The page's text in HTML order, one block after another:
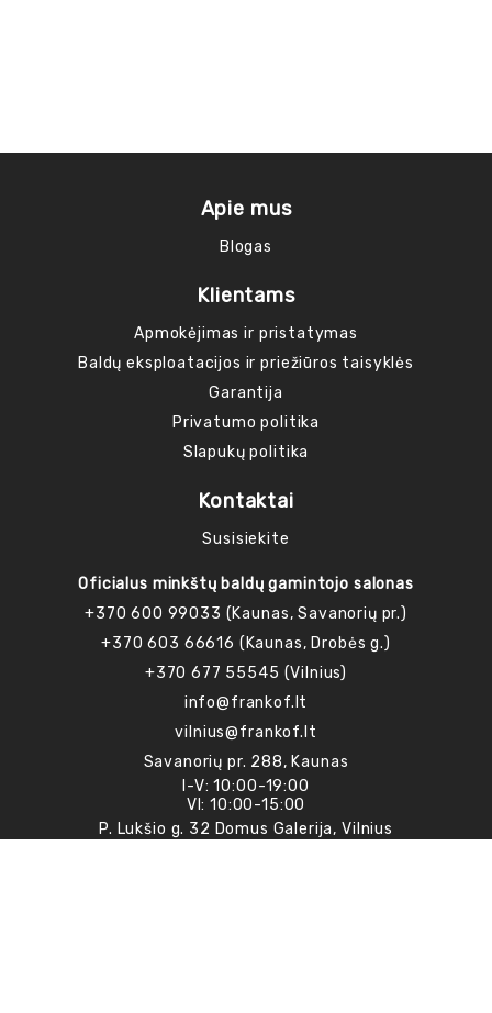
Apie mus
Blogas
Klientams
Apmokėjimas ir pristatymas
Baldų eksploatacijos ir priežiūros taisyklės
Garantija
Privatumo politika
Slapukų politika
Kontaktai
Susisiekite
Oficialus minkštų baldų gamintojo salonas
+370 600 99033 (Kaunas, Savanorių pr.)
+370 603 66616 (Kaunas, Drobės g.)
+370 677 55545 (Vilnius)
info@frankof.lt
vilnius@frankof.lt
Savanorių pr. 288, Kaunas
I-V: 10:00-19:00
VI: 10:00-15:00
P. Lukšio g. 32 Domus Galerija, Vilnius